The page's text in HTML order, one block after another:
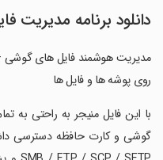
دانلود برنامه مدیریت
مدیریت هوشمند فایل های گوشی
روی پوشه ها و فایل ها
‏با این فایل منیجر به راحتی به
گوشی و کارت حافظه دسترسی